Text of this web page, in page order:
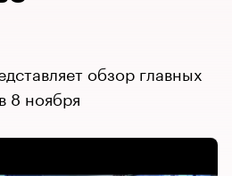
обзор главных
8 ноября